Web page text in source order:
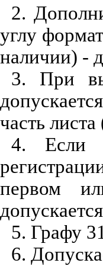
2.
углу
наличии) -
3. При
часть листа
4. Если
первом
5. Графу
6.